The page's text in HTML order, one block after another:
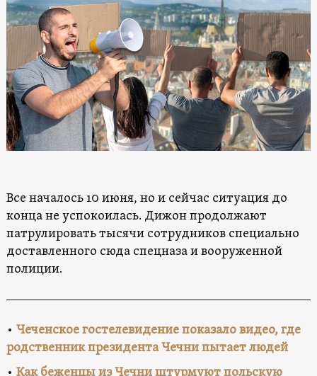
Все началось 10 июня, но и сейчас ситуация до
конца не успокоилась. Дижон продолжают
патрулировать тысячи сотрудников специально
доставленного сюда спецназа и вооруженной
полиции.
• Чеченское гостелевидение показало видео, где
родственник президента Чечни пытает людей